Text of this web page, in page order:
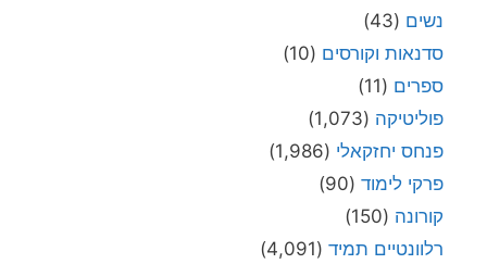
נשים (43)
סדנאות וקורסים (10)
ספרים (11)
פוליטיקה (1,073)
פנחס יחזקאלי (1,986)
פרקי לימוד (90)
קורונה (150)
רלוונטיים תמיד (4,091)